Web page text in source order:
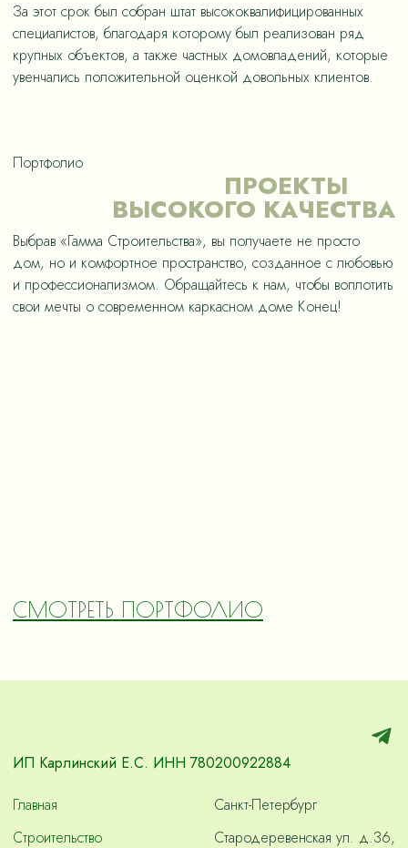
За этот срок был собран штат высококвалифицированных
специалистов, благодаря которому был реализован ряд
крупных объектов, а также частных домовладений, которые
увенчались положительной оценкой довольных клиентов.
Портфолио
ПРОЕКТЫ
ВЫСОКОГО КАЧЕСТВА
Выбрав «Гамма Строительства», вы получаете не просто
дом, но и комфортное пространство, созданное с любовью
и профессионализмом. Обращайтесь к нам, чтобы воплотить
свои мечты о современном каркасном доме Конец!
СМОТРЕТЬ ПОРТФОЛИО
ИП Карлинский Е.С. ИНН 780200922884
Главная
Строительство
Санкт-Петербург
Стародеревенская ул. д.36,